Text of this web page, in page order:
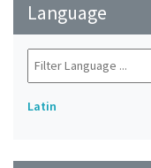
Language
Latin